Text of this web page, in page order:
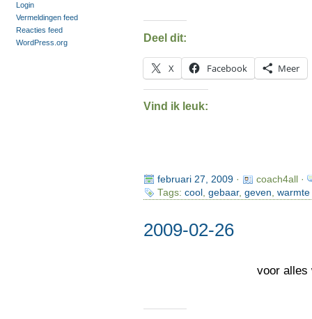
Deel dit:
X Facebook Meer
Vind ik leuk:
februari 27, 2009·
coach4all ·
Tags: cool gebaar, geven warmte
2009-02-26
voor alles
Login
Vermeldingen feed
Reacties feed
WordPress.org